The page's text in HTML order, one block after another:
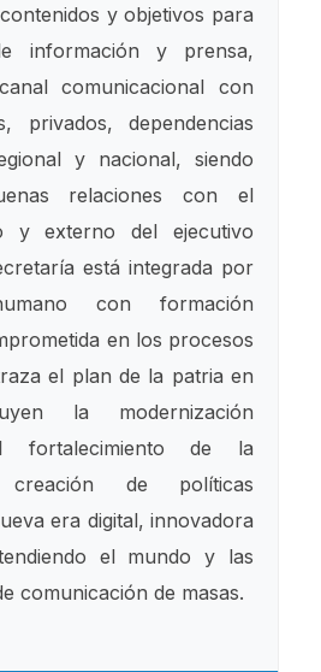
y objetivos para
información y prensa,
comunicacional con
privados, dependencias
y nacional, siendo
relaciones con el
y externo del ejecutivo
está integrada por
con formación
en los procesos
el plan de la patria en
la modernización
fortalecimiento de la
creación de políticas
era digital, innovadora
el mundo y las
comunicación de masas.